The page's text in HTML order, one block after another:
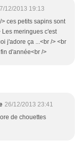
12/2013 19:13
ces petits sapins sont
Les meringues c'est
j'adore ça ...<br /> <br
d'année<br />
26/12/2013 23:41
de chouettes